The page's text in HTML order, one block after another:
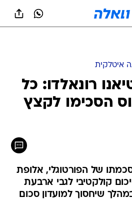
איטלקית
רונאלדו: כל
הסכימו לקצץ
של הפורטוגלי, אלופת
קולקטיבי לגבי ארבעת
שיחסוך למועדון סכום